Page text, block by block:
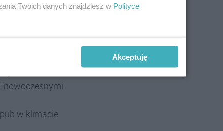
fototapetami z
tu też dwie sale
w klimacie
Twoich danych znajdziesz w Polityce
Akceptuję